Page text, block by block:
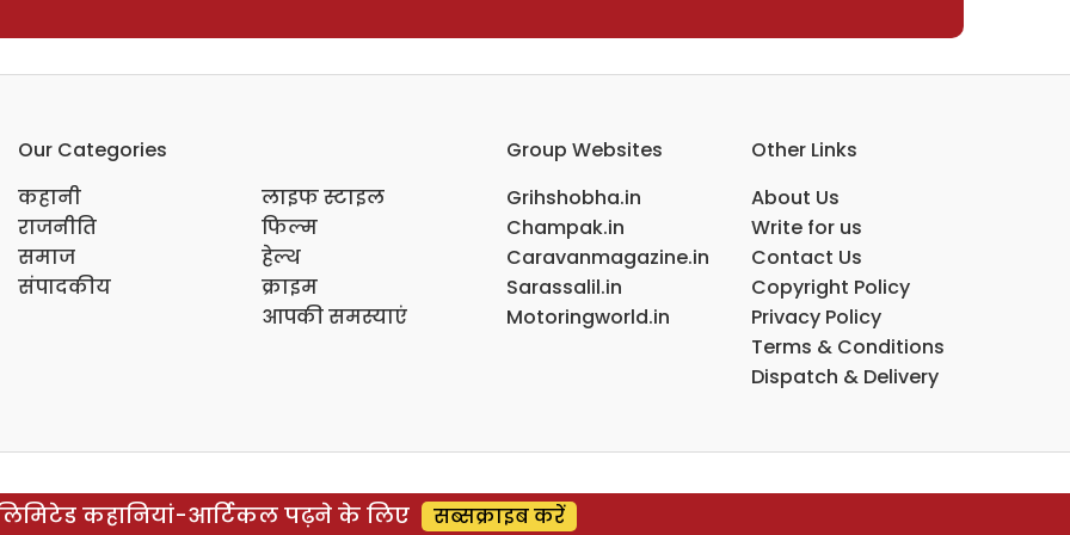
Our Categories
कहानी
राजनीति
समाज
संपादकीय
लाइफ स्टाइल
फिल्म
हेल्थ
क्राइम
आपकी समस्याएं
Group Websites
Grihshobha.in
Champak.in
Caravanmagazine.in
Sarassalil.in
Motoringworld.in
Other Links
About Us
Write for us
Contact Us
Copyright Policy
Privacy Policy
Terms & Conditions
Dispatch & Delivery
कहानियां-आर्टिकल पढ़ने के लिए सब्सक्राइब करें